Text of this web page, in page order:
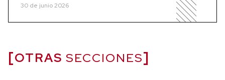
30 de junio 2026
OTRAS SECCIONES